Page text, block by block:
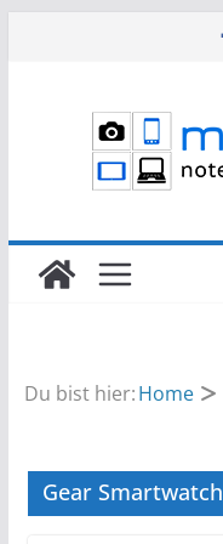
Du bist hier:Home
Gear Smartwatch